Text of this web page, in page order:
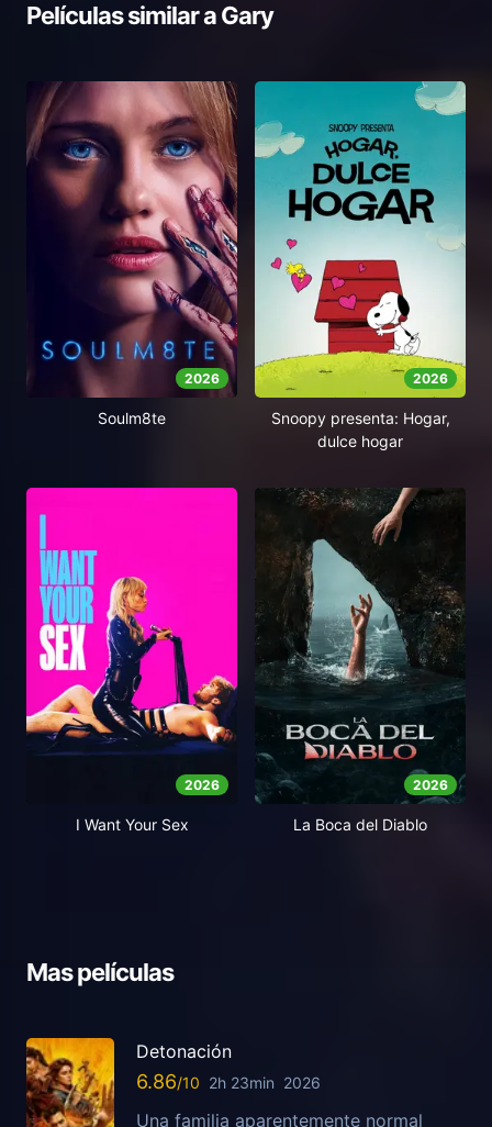
Películas similar aGary
2026
Soulm8te
2026
Snoopy presenta: Hogar,
dulce hogar
2026
I Want Your Sex
2026
La Boca del Diablo
Mas películas
Detonación
6.86 2h 23min 2026
Una familia aparentemente normal